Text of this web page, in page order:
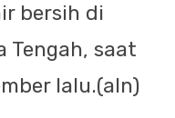
bersih di
Tengah, saat
lalu.(aln)